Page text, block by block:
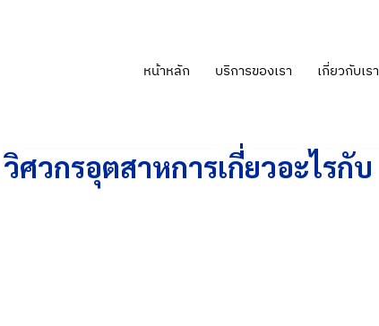
หน้าหลัก บริการของเรา เกี่ยวกับเรา
ศวกรอุตสาหการเกี่ยวอะไรกับ